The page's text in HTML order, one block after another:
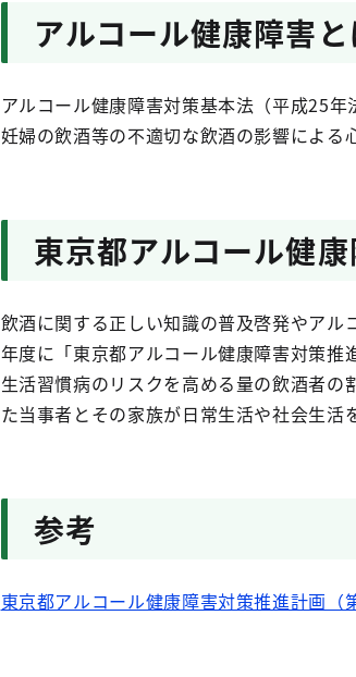
アルコール健康障害
アルコール健康障害対策基本法（平成25
妊婦の飲酒等の不適切な飲酒の影響による
東京都アルコール健
飲酒に関する正しい知識の普及啓発やア
年度に「東京都アルコール健康障害対策推
生活習慣病のリスクを高める量の飲酒者
た当事者とその家族が日常生活や社会生活
参考
東京都アルコール健康障害対策推進計画（